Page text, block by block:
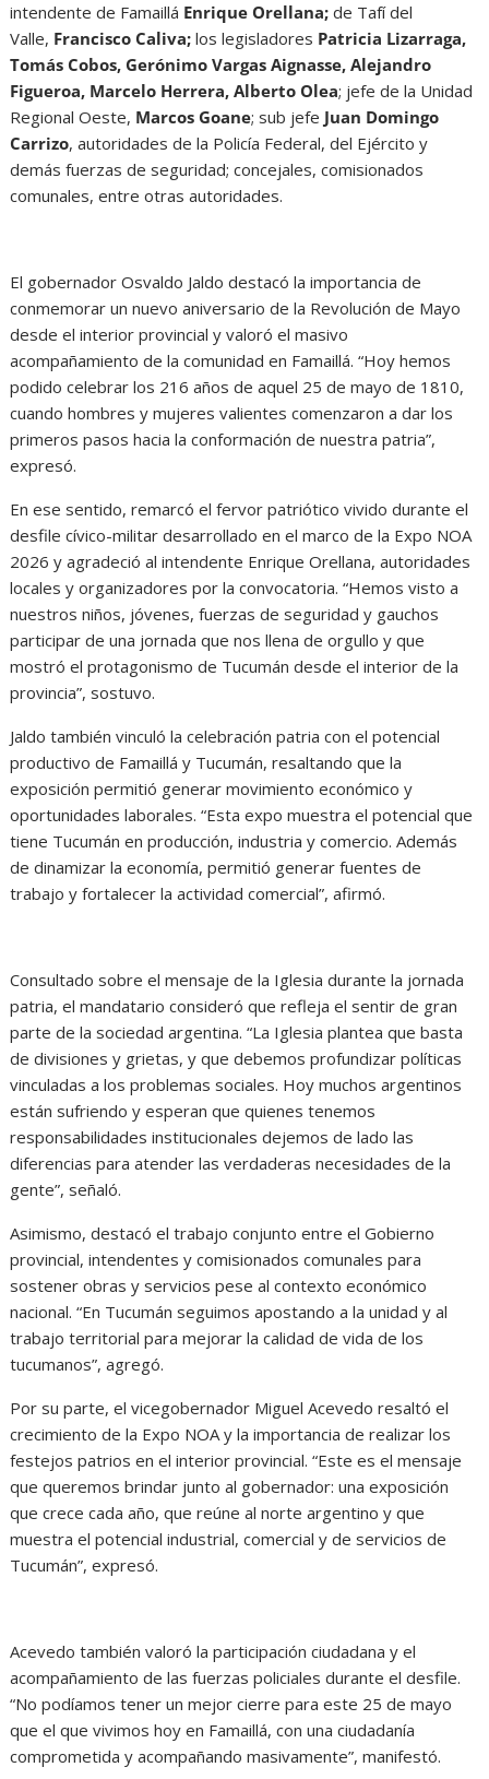
intendente de Famaillá Enrique Orellana; de Tafí del
Valle, Francisco Caliva;los legisladores Patricia Lizarraga,
Tomás Cobos, Gerónimo Vargas Aignasse, Alejandro
Figueroa, Marcelo Herrera, Alberto Olea; jefe de la Unidad
Regional Oeste, Marcos Goane; sub jefe Juan Domingo
Carrizo, autoridades de la Policía Federal, del Ejército y
demás fuerzas de seguridad; concejales, comisionados
comunales, entre otras autoridades.
El gobernador Osvaldo Jaldo destacó la importancia de
conmemorar un nuevo aniversario de la Revolución de Mayo
desde el interior provincial y valoró el masivo
acompañamiento de la comunidad en Famaillá. “Hoy hemos
podido celebrar los 216 años de aquel 25 de mayo de 1810,
cuando hombres y mujeres valientes comenzaron a dar los
primeros pasos hacia la conformación de nuestra patria”,
expresó.
En ese sentido, remarcó el fervor patriótico vivido durante el
desfile cívico-militar desarrollado en el marco de la Expo NOA
2026 y agradeció al intendente Enrique Orellana, autoridades
locales y organizadores por la convocatoria. “Hemos visto a
nuestros niños, jóvenes, fuerzas de seguridad y gauchos
participar de una jornada que nos llena de orgullo y que
mostró el protagonismo de Tucumán desde el interior de la
provincia”, sostuvo.
Jaldo también vinculó la celebración patria con el potencial
productivo de Famaillá y Tucumán, resaltando que la
exposición permitió generar movimiento económico y
oportunidades laborales. “Esta expo muestra el potencial que
tiene Tucumán en producción, industria y comercio. Además
de dinamizar la economía, permitió generar fuentes de
trabajo y fortalecer la actividad comercial”, afirmó.
Consultado sobre el mensaje de la Iglesia durante la jornada
patria, el mandatario consideró que refleja el sentir de gran
parte de la sociedad argentina. “La Iglesia plantea que basta
de divisiones y grietas, y que debemos profundizar políticas
vinculadas a los problemas sociales. Hoy muchos argentinos
están sufriendo y esperan que quienes tenemos
responsabilidades institucionales dejemos de lado las
diferencias para atender las verdaderas necesidades de la
gente”, señaló.
Asimismo, destacó el trabajo conjunto entre el Gobierno
provincial, intendentes y comisionados comunales para
sostener obras y servicios pese al contexto económico
nacional. “En Tucumán seguimos apostando a la unidad y al
trabajo territorial para mejorar la calidad de vida de los
tucumanos”, agregó.
Por su parte, el vicegobernador Miguel Acevedo resaltó el
crecimiento de la Expo NOA y la importancia de realizar los
festejos patrios en el interior provincial. “Este es el mensaje
que queremos brindar junto al gobernador: una exposición
que crece cada año, que reúne al norte argentino y que
muestra el potencial industrial, comercial y de servicios de
Tucumán”, expresó.
Acevedo también valoró la participación ciudadana y el
acompañamiento de las fuerzas policiales durante el desfile.
“No podíamos tener un mejor cierre para este 25 de mayo
que el que vivimos hoy en Famaillá, con una ciudadanía
comprometida y acompañando masivamente”, manifestó.